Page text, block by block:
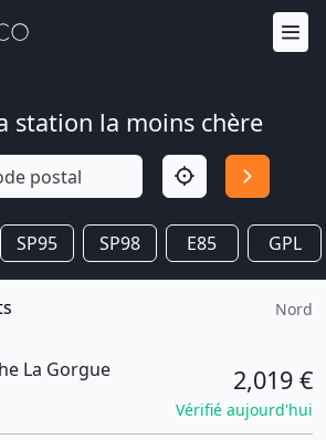
station la moins chère
SP95 SP98 E85 GPL
Nord
La Gorgue 2,019 €
Vérifié aujourd'hui